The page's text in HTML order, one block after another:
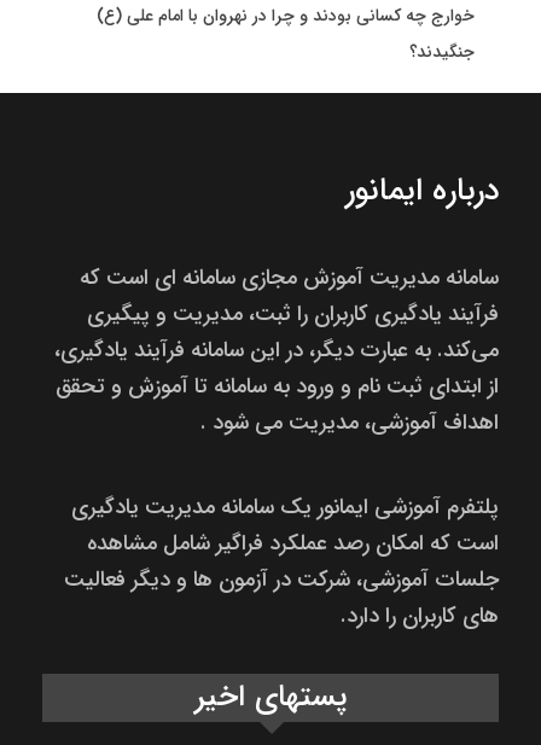
خوارج چه کسانی بودند و چرا در نهروان با امام علی (ع)
جنگیدند؟
درباره ایمانور
سامانه مدیریت آموزش مجازی سامانه ای است که
فرآیند یادگیری کاربران را ثبت، مدیریت و پیگیری
می‌کند. به عبارت دیگر، در این سامانه فرآیند یادگیری،
از ابتدای ثبت نام و ورود به سامانه تا آموزش و تحقق
اهداف آموزشی، مدیریت می شود .
پلتفرم آموزشی ایمانور یک سامانه مدیریت یادگیری
است که امکان رصد عملکرد فراگیر شامل مشاهده
جلسات آموزشی، شرکت در آزمون ها و دیگر فعالیت
های کاربران را دارد.
پستهای اخیر